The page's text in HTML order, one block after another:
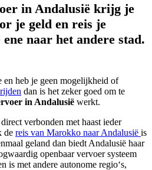
in Andalusië krijg je
je geld en reis je
naar het andere stad.
heb je geen mogelijkheid of
dan is het zeker goed om te
in Andalusië werkt.
verbonden met haast ieder
de reis van Marokko naar Andalusië is
geland dan biedt Andalusië haar
openbaar vervoer systeem
is met andere autonome regio‘s,